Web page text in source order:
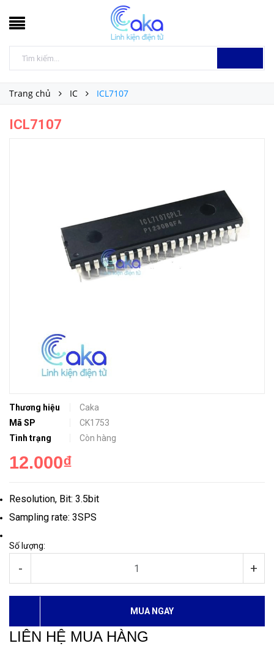
Trang chủ IC ICL7107
ICL7107
Thương hiệu
Caka
Mã SP
CK1753
Tình trạng
Còn hàng
12.000₫
Resolution, Bit: 3.5bit
Sampling rate: 3SPS
Số lượng:
- +
MUA NGAY
LIÊN HỆ MUA HÀNG